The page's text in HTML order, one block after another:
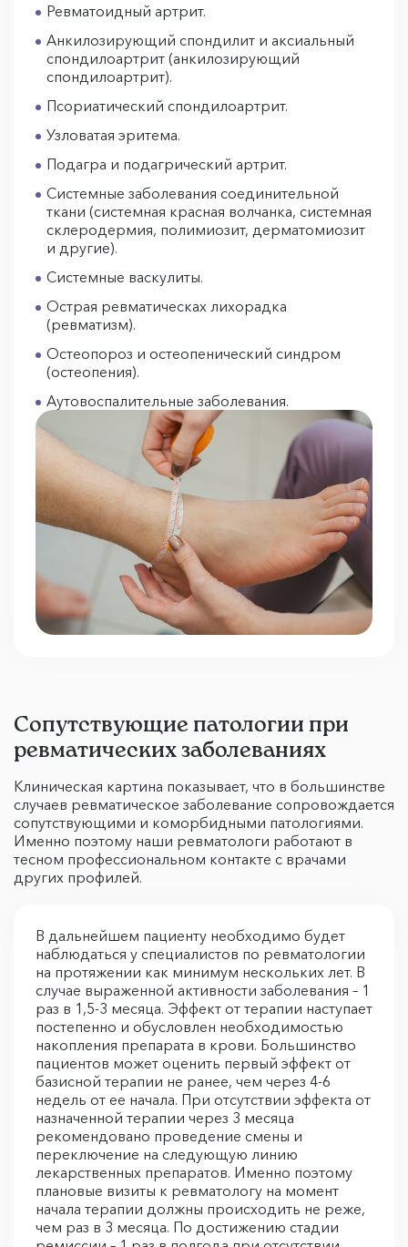
Ревматоидный артрит.
Анкилозирующий спондилит и аксиальный
спондилоартрит (анкилозирующий
спондилоартрит).
Псориатический спондилоартрит.
Узловатая эритема.
Подагра и подагрический артрит.
Системные заболевания соединительной
ткани (системная красная волчанка, системная
склеродермия, полимиозит, дерматомиозит
и другие).
Системные васкулиты.
Острая ревматическах лихорадка
(ревматизм).
Остеопороз и остеопенический синдром
(остеопения).
Аутовоспалительные заболевания.
Сопутствующие патологии при
ревматических заболеваниях
Клиническая картина показывает, что в большинстве
случаев ревматическое заболевание сопровождается
сопутствующими и коморбидными патологиями.
Именно поэтому наши ревматологи работают в
тесном профессиональном контакте с врачами
других профилей.
В дальнейшем пациенту необходимо будет
наблюдаться у специалистов по ревматологии
на протяжении как минимум нескольких лет. В
случае выраженной активности заболевания – 1
раз в 1,5-3 месяца. Эффект от терапии наступает
постепенно и обусловлен необходимостью
накопления препарата в крови. Большинство
пациентов может оценить первый эффект от
базисной терапии не ранее, чем через 4-6
недель от ее начала. При отсутствии эффекта от
назначенной терапии через 3 месяца
рекомендовано проведение смены и
переключение на следующую линию
лекарственных препаратов. Именно поэтому
плановые визиты к ревматологу на момент
начала терапии должны происходить не реже,
чем раз в 3 месяца. По достижению стадии